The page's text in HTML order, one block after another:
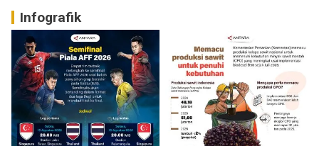
Infografik